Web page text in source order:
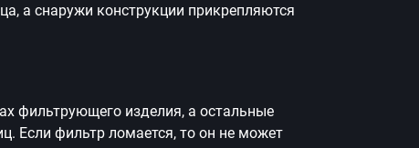
а снаружи конструкции прикрепляются
фильтрующего изделия, а остальные
Если фильтр ломается, то он не может